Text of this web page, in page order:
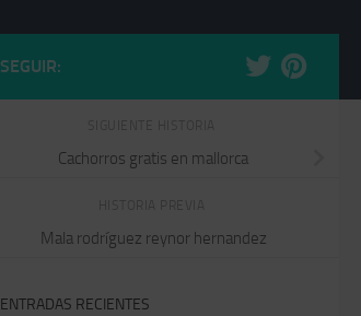
SEGUIR:
Cachorros gratis en mallorca
Mala rodríguez reynor hernandez
ENTRADAS RECIENTES